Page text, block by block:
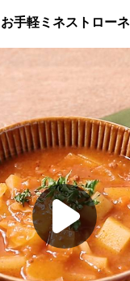
手軽ミネストローネ